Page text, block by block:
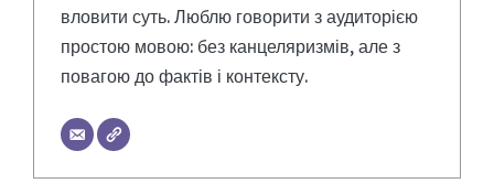
вловити суть. Люблю говорити з аудиторією
простою мовою: без канцеляризмів, але з
повагою до фактів і контексту.